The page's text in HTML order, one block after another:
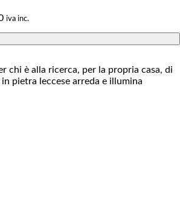
iva inc.
chi è alla ricerca, per la propria casa, di
pietra leccese arreda e illumina